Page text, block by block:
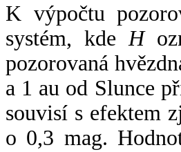
K výpočtu
systém, kde H
pozorovaná
a 1 au od Slunce
souvisí s efektem
o 0,3 mag.